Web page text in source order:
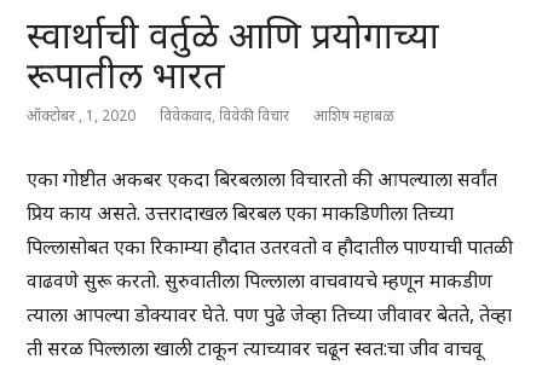
स्वार्थाची वर्तुळे आणि प्रयोगाच्या
रूपातील भारत
ऑक्टोबर , 1, 2020 विवेकवाद,विवेकी विचार आशिष महाबळ
एका गोष्टीत अकबर एकदा बिरबलाला विचारतो की आपल्याला सर्वांत
प्रिय काय असते. उत्तरादाखल बिरबल एका माकडिणीला तिच्या
पिल्लासोबत एका रिकाम्या हौदात उतरवतो व हौदातील पाण्याची पातळी
वाढवणे सुरू करतो. सुरुवातीला पिल्लाला वाचवायचे म्हणून माकडीण
त्याला आपल्या डोक्यावर घेते. पण पुढे जेव्हा तिच्या जीवावर बेतते, तेव्हा
ती सरळ पिल्लाला खाली टाकून त्याच्यावर चढून स्वत:चा जीव वाचवू